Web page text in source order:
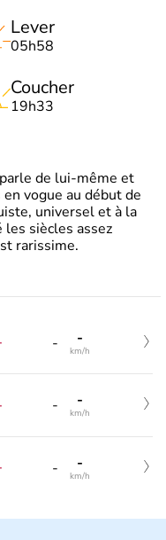
Lever
05h58
Coucher
19h33
de lui-même et
vogue au début de
universel et à la
les siècles assez
rarissime.
- -
km/h
- -
km/h
- -
km/h